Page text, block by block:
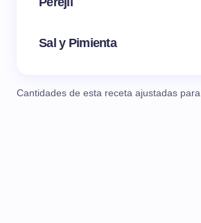
Sal y Pimienta
Cantidades de esta receta ajustadas para